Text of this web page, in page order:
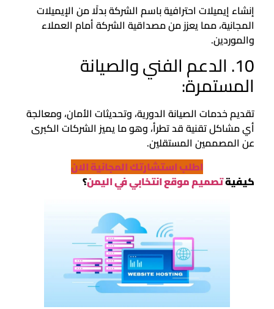
إنشاء إيميلات احترافية باسم الشركة بدلًا من الإيميلات
المجانية، مما يعزز من مصداقية الشركة أمام العملاء
والموردين.
10. الدعم الفني والصيانة
المستمرة:
تقديم خدمات الصيانة الدورية، وتحديثات الأمان، ومعالجة
أي مشاكل تقنية قد تطرأ، وهو ما يميز الشركات الكبرى
عن المصممين المستقلين.
اطلب استشارتك المجانية الان
كيفيةتصميم موقع انتخابي في اليمن؟